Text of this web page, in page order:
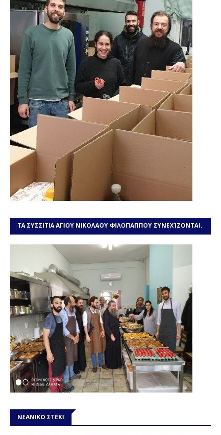
ΤΑ ΣΥΣΣΙΤΙΑ ΑΓΙΟΥ ΝΙΚΟΛΑΟΥ ΦΙΛΟΠΑΠΠΟΥ ΣΥΝΕΧΊΖΟΝΤΑΙ.
ΝΕΑΝΙΚΟ ΣΤΕΚΙ